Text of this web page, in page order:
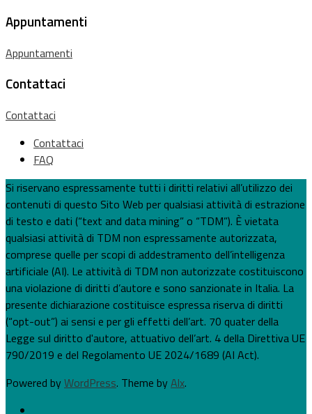
Appuntamenti
Appuntamenti
Contattaci
Contattaci
Contattaci
FAQ
Si riservano espressamente tutti i diritti relativi all’utilizzo dei
contenuti di questo Sito Web per qualsiasi attività di estrazione
di testo e dati (“text and data mining” o “TDM”). È vietata
qualsiasi attività di TDM non espressamente autorizzata,
comprese quelle per scopi di addestramento dell’intelligenza
artificiale (AI). Le attività di TDM non autorizzate costituiscono
una violazione di diritti d’autore e sono sanzionate in Italia. La
presente dichiarazione costituisce espressa riserva di diritti
(“opt-out”) ai sensi e per gli effetti dell’art. 70 quater della
Legge sul diritto d'autore, attuativo dell’art. 4 della Direttiva UE
790/2019 e del Regolamento UE 2024/1689 (AI Act).
Powered byWordPress. Theme byAlx.